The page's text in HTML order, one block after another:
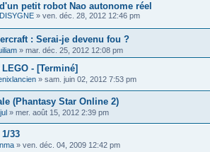
petit robot Nao autonome réel
» ven. déc. 28, 2012 12:46 pm
: Serai-je devenu fou ?
» mar. déc. 25, 2012 12:08 pm
- [Terminé]
» sam. juin 02, 2012 7:53 pm
(Phantasy Star Online 2)
» mer. août 15, 2012 2:39 pm
33
» ven. déc. 04, 2009 12:42 pm